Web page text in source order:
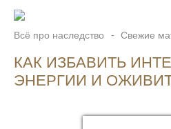
Всё про наследство Свежие
КАК ИЗБАВИТЬ
ЭНЕРГИИ И